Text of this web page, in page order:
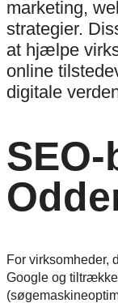
marketing,
strategier.
at hjælpe
online
digitale
For virksomheder,
Google og